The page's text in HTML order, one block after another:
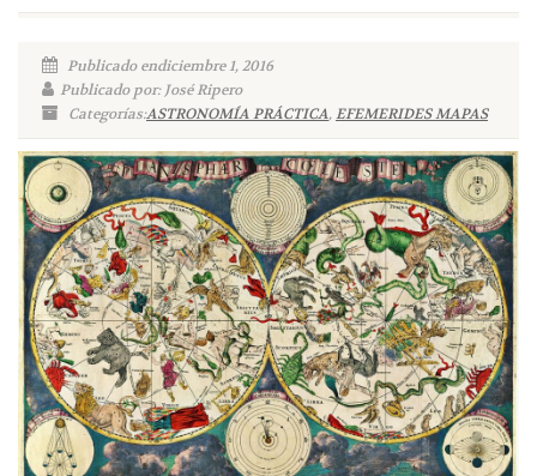
Publicado endiciembre 1, 2016
Publicado por: José Ripero
Categorías:ASTRONOMÍA PRÁCTICA,EFEMERIDES MAPAS